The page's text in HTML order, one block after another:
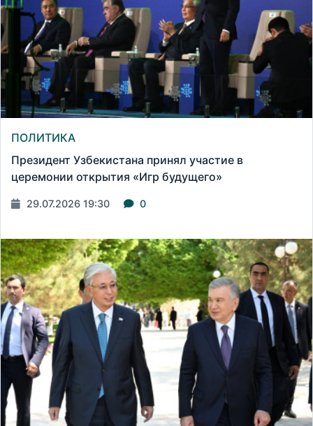
ПОЛИТИКА
Президент Узбекистана принял участие в
церемонии открытия «Игр будущего»
29.07.2026 19:30 0